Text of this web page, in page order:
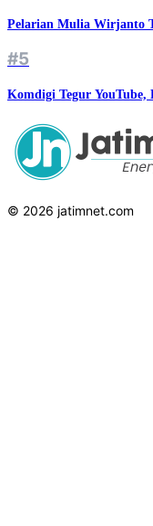
Pelarian Mulia Wirjanto
#5
Komdigi Tegur YouTube,
© 2026 jatimnet.com